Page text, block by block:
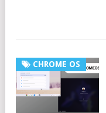
CHROME OS